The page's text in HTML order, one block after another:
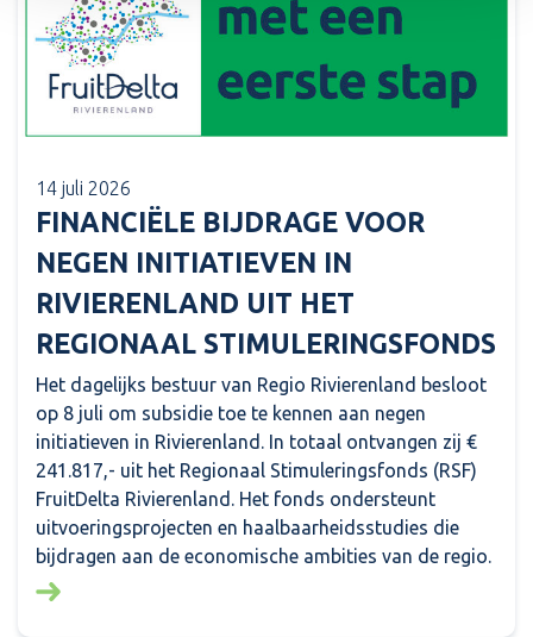
14 juli 2026
FINANCIËLE BIJDRAGE VOOR
NEGEN INITIATIEVEN IN
RIVIERENLAND UIT HET
REGIONAAL STIMULERINGSFONDS
Het dagelijks bestuur van Regio Rivierenland besloot
op 8 juli om subsidie toe te kennen aan negen
initiatieven in Rivierenland. In totaal ontvangen zij €
241.817,- uit het Regionaal Stimuleringsfonds (RSF)
FruitDelta Rivierenland. Het fonds ondersteunt
uitvoeringsprojecten en haalbaarheidsstudies die
bijdragen aan de economische ambities van de regio.
Lees meer over: Financiële bijdrage voor negen